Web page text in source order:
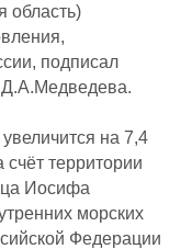
область)
подписал
Д.А.Медведева.
на 7,4
территории
Иосифа
морских
Федерации